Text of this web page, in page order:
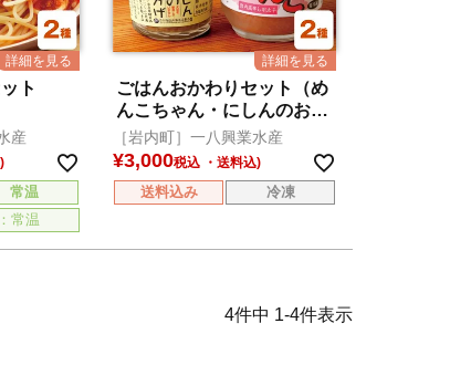
ト
産
常温
常温
ごはんおかわりセット（め
んこちゃん・にしんのおか
げ）
［岩内町］一八興業水産
¥3,000税込
送料込み 冷凍
4件中 1-4件表示